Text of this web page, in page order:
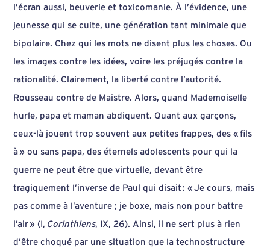
l’écran aussi, beuverie et toxicomanie. À l’évidence, une
jeunesse qui se cuite, une génération tant minimale que
bipolaire. Chez qui les mots ne disent plus les choses. Ou
les images contre les idées, voire les préjugés contre la
rationalité. Clairement, la liberté contre l’autorité.
Rousseau contre de Maistre. Alors, quand Mademoiselle
hurle, papa et maman abdiquent. Quant aux garçons,
ceux-là jouent trop souvent aux petites frappes, des « fils
à » ou sans papa, des éternels adolescents pour qui la
guerre ne peut être que virtuelle, devant être
tragiquement l’inverse de Paul qui disait : « Je cours, mais
pas comme à l’aventure ; je boxe, mais non pour battre
l’air » (I, Corinthiens, IX, 26). Ainsi, il ne sert plus à rien
d’être choqué par une situation que la technostructure